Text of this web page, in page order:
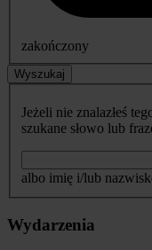
zakończony
Wyszukaj
Jeżeli nie znalazłeś
szukane słowo lub
albo imię i/lub
Wydarzenia